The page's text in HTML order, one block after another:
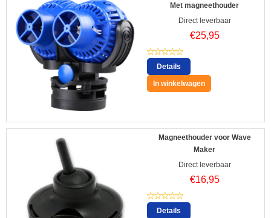
Met magneethouder
Direct leverbaar
€25,95
Details
In winkelwagen
Magneethouder voor Wave
Maker
Direct leverbaar
€16,95
Details